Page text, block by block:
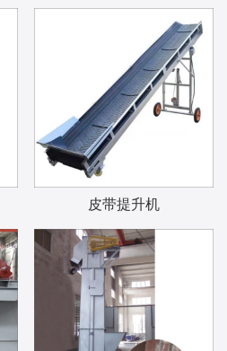
皮带提升机